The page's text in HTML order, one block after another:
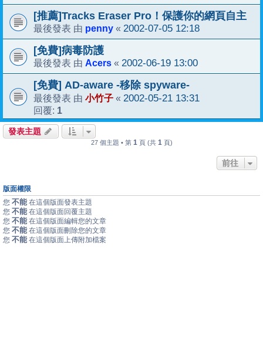
[推薦]Tracks Eraser Pro！保護你的網頁自主
最後發表 由 penny « 2002-07-05 12:18
[免費]病毒防護
最後發表 由 Acers « 2002-06-19 13:00
[免費] AD-aware -移除 spyware-
最後發表 由 小竹子 « 2002-05-21 13:31
回覆: 1
發表主題
27 個主題 • 第 1 頁 (共 1 頁)
前往
版面權限
您 不能 在這個版面發表主題
您 不能 在這個版面回覆主題
您 不能 在這個版面編輯您的文章
您 不能 在這個版面刪除您的文章
您 不能 在這個版面上傳附加檔案